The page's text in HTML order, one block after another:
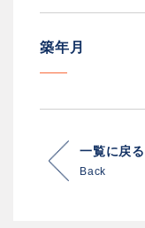
築年月
一覧に戻る
Back